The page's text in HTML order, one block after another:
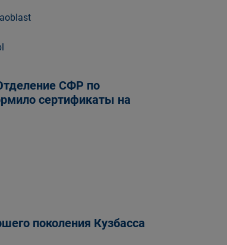
СФР по
сертификаты на
поколения Кузбасса